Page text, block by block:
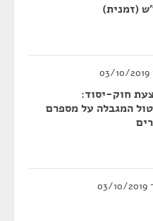
(זמנית)
חוק-יסוד:
מס' 8) (ביטול המגבלה על מספרם